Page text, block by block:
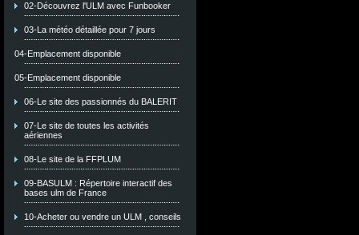
02-Découvrez l'ULM avec Funbooker
03-La météo détaillée pour 7 jours
04-Emplacement disponible
05-Emplacement disponible
06-Le site des passionnés du BALERIT
07-Le site de toutes les activités
aériennes
08-Le site de la FFPLUM
09-BASULM : Répertoire interactif des
bases ulm de France
10-Acheter ou vendre un ULM , conseils